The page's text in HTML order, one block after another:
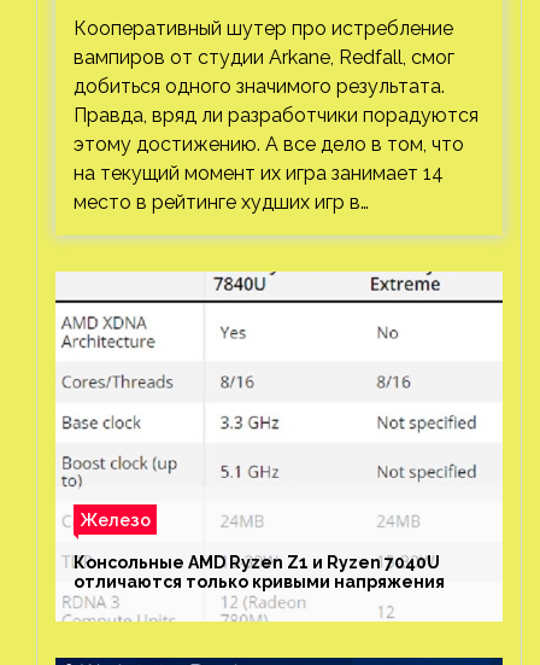
Кооперативный шутер про истребление
вампиров от студии Arkane, Redfall, смог
добиться одного значимого результата.
Правда, вряд ли разработчики порадуются
этому достижению. А все дело в том, что
на текущий момент их игра занимает 14
место в рейтинге худших игр в…
Железо
Консольные AMD Ryzen Z1 и Ryzen 7040U
отличаются только кривыми напряжения